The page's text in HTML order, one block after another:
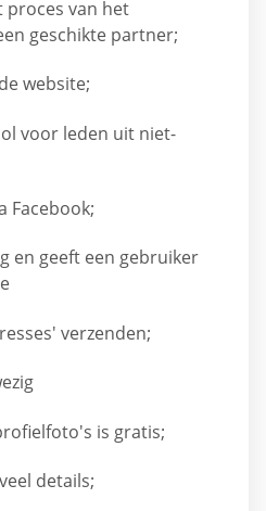
proces van het
geschikte partner;
website;
voor leden uit niet-
Facebook;
en geeft een gebruiker
verzenden;
is gratis;
details;